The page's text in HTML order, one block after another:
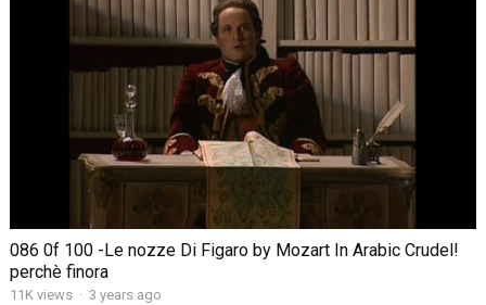
086 0f 100 -Le nozze Di Figaro by Mozart In Arabic Crudel!
perchè finora
11K views · 3 years ago